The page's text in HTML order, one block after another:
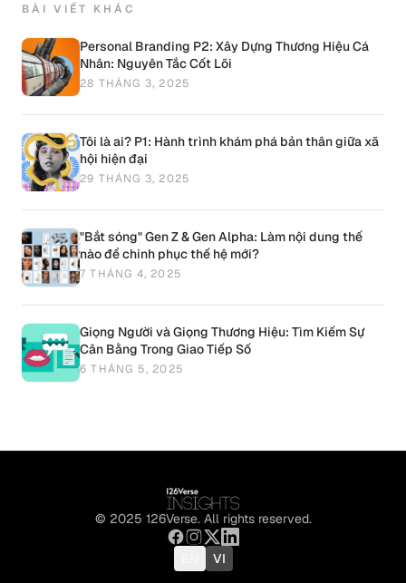
BÀI VIẾT KHÁC
Personal Branding P2: Xây Dựng Thương Hiệu Cá
Nhân: Nguyên Tắc Cốt Lõi
28 THÁNG 3, 2025
Tôi là ai? P1: Hành trình khám phá bản thân giữa xã
hội hiện đại
29 THÁNG 3, 2025
"Bắt sóng" Gen Z & Gen Alpha: Làm nội dung thế
nào để chinh phục thế hệ mới?
7 THÁNG 4, 2025
Giọng Người và Giọng Thương Hiệu: Tìm Kiếm Sự
Cân Bằng Trong Giao Tiếp Số
6 THÁNG 5, 2025
© 2025 126Verse. All rights reserved.
VI